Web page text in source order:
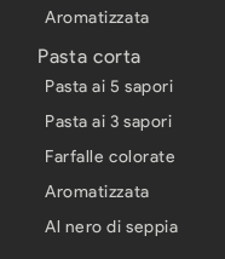
Aromatizzata
Pasta corta
Pasta ai 5 sapori
Pasta ai 3 sapori
Farfalle colorate
Aromatizzata
Al nero di seppia